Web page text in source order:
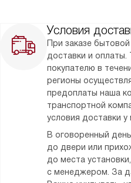
Условия
При заказе
доставки и
покупателю в
регионы
предоплаты наша
транспортной
условия доставки
В оговоренный
до двери или
до места
с менеджером. За